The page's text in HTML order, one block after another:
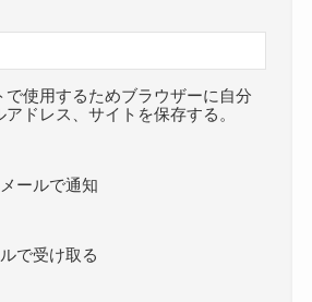
で使用するためブラウザーに自分
ドレス、サイトを保存する。
ールで通知
で受け取る